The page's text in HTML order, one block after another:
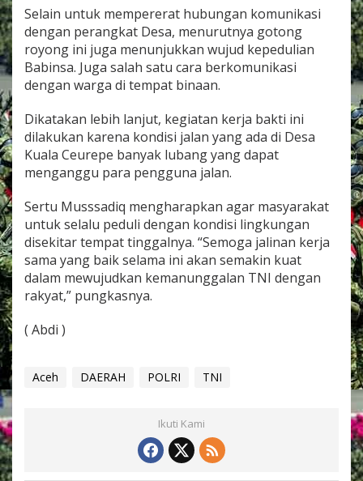
s
a
G
o
o
g
R
o
o
g
T
i
m
b
u
n
n
R
k
Selain untuk mempererat hubungan komunikasi
dengan perangkat Desa, menurutnya gotong
royong ini juga menunjukkan wujud kepedulian
Babinsa. Juga salah satu cara berkomunikasi
dengan warga di tempat binaan.
Dikatakan lebih lanjut, kegiatan kerja bakti ini
dilakukan karena kondisi jalan yang ada di Desa
Kuala Ceurepe banyak lubang yang dapat
menganggu para pengguna jalan.
Sertu Musssadiq mengharapkan agar masyarakat
untuk selalu peduli dengan kondisi lingkungan
disekitar tempat tinggalnya. “Semoga jalinan kerja
sama yang baik selama ini akan semakin kuat
dalam mewujudkan kemanunggalan TNI dengan
rakyat,” pungkasnya.
( Abdi )
Aceh DAERAH POLRI TNI
Ikuti Kami